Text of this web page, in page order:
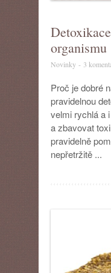
organismu
Novinky - 3
Proč je dobré
pravidelnou
velmi rychlá a
a zbavovat
pravidelně
nepřetržitě ...